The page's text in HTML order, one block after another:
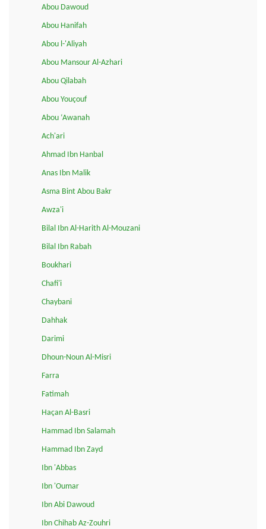
Abou Dawoud
Abou Hanifah
Abou l-'Aliyah
Abou Mansour Al-Azhari
Abou Qilabah
Abou Youçouf
Abou ‘Awanah
Ach'ari
Ahmad Ibn Hanbal
Anas Ibn Malik
Asma Bint Abou Bakr
Awza'i
Bilal Ibn Al-Harith Al-Mouzani
Bilal Ibn Rabah
Boukhari
Chafi'i
Chaybani
Dahhak
Darimi
Dhoun-Noun Al-Misri
Farra
Fatimah
Haçan Al-Basri
Hammad Ibn Salamah
Hammad Ibn Zayd
Ibn 'Abbas
Ibn 'Oumar
Ibn Abi Dawoud
Ibn Chihab Az-Zouhri